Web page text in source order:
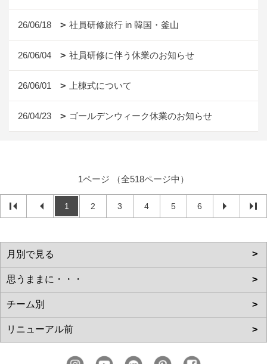
26/06/18 社員研修旅行 in 韓国・釜山
26/06/04 社員研修に伴う休業のお知らせ
26/06/01 上棟式について
26/04/23 ゴールデンウィーク休業のお知らせ
1ページ （全518ページ中）
1 2 3 4 5 6